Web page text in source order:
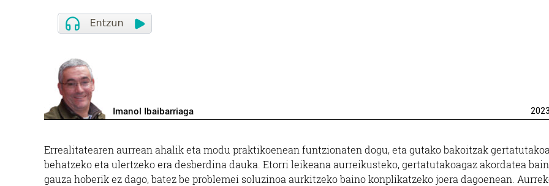
Imanol Ibaibarriaga
Errealitatearen aurrean ahalik eta modu praktikoenean funtzionaten dogu, eta gutako bakoitzak
behatzeko eta ulertzeko era desberdina dauka. Etorri leikeana aurreikusteko, gertatutakoagaz akordatea
gauza hoberik ez dago, batez be problemei soluzinoa aurkitzeko baino konplikatzeko joera dagoenean.